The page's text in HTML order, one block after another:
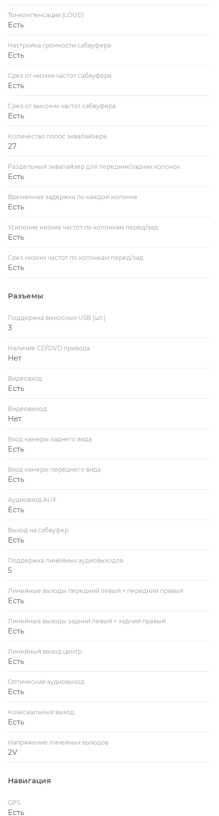
Тонкомпенсация (LOUD)
Есть
Настройка громкости сабвуфера
Есть
Срез от низких частот сабвуфера
Есть
Срез от высоких частот сабвуфера
Есть
Количество полос эквалайзера
27
Раздельный эквалайзер для передних/задних колонок
Есть
Временная задержка по каждой колонке
Есть
Усиление низких частот по колонкам перед/зад
Есть
Срез низких частот по колонкам перед/зад
Есть
Разъемы
Поддержка выносных USB (шт.)
3
Наличие CD/DVD привода
Нет
Видеовход
Есть
Видеовыход
Нет
Вход камеры заднего вида
Есть
Вход камеры переднего вида
Есть
Аудиовход AUX
Есть
Выход на сабвуфер
Есть
Поддержка линейных аудиовыходов
5
Линейные выходы передний левый + передний правый
Есть
Линейные выходы задний левый + задний правый
Есть
Линейный выход центр
Есть
Оптический аудиовыход
Есть
Коаксиальный выход
Есть
Напряжение линейных выходов
2V
Навигация
GPS
Есть